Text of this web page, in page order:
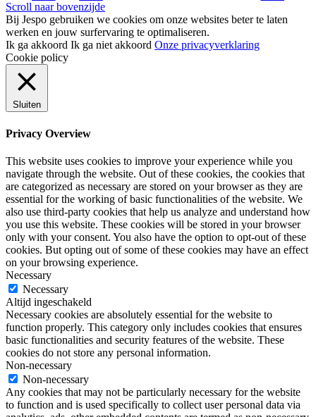
Scroll naar bovenzijde
Bij Jespo gebruiken we cookies om onze websites beter te laten
werken en jouw surfervaring te optimaliseren.
Ik ga akkoord Ik ga niet akkoord Onze privacyverklaring
Cookie policy
Sluiten
Privacy Overview
This website uses cookies to improve your experience while you
navigate through the website. Out of these cookies, the cookies that
are categorized as necessary are stored on your browser as they are
essential for the working of basic functionalities of the website. We
also use third-party cookies that help us analyze and understand how
you use this website. These cookies will be stored in your browser
only with your consent. You also have the option to opt-out of these
cookies. But opting out of some of these cookies may have an effect
on your browsing experience.
Necessary
Necessary
Altijd ingeschakeld
Necessary cookies are absolutely essential for the website to
function properly. This category only includes cookies that ensures
basic functionalities and security features of the website. These
cookies do not store any personal information.
Non-necessary
Non-necessary
Any cookies that may not be particularly necessary for the website
to function and is used specifically to collect user personal data via